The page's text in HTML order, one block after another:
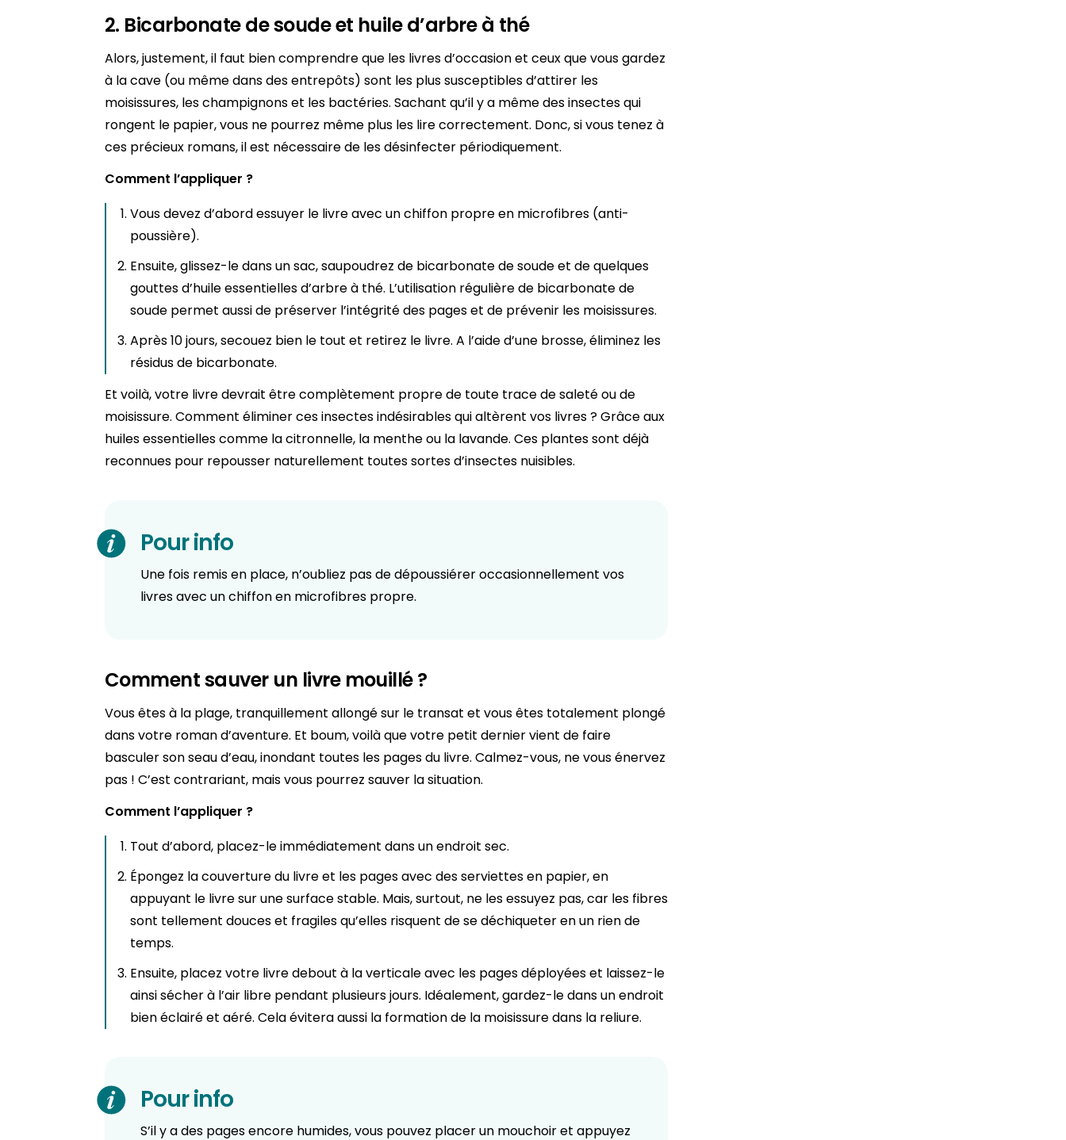
2. Bicarbonate de soude et huile d’arbre à thé
Alors, justement, il faut bien comprendre que les livres d’occasion et ceux que vous gardez
à la cave (ou même dans des entrepôts) sont les plus susceptibles d’attirer les
moisissures, les champignons et les bactéries. Sachant qu’il y a même des insectes qui
rongent le papier, vous ne pourrez même plus les lire correctement. Donc, si vous tenez à
ces précieux romans, il est nécessaire de les désinfecter périodiquement.
Comment l’appliquer ?
Vous devez d’abord essuyer le livre avec un chiffon propre en microfibres (anti-
poussière).
Ensuite, glissez-le dans un sac, saupoudrez de bicarbonate de soude et de quelques
gouttes d’huile essentielles d’arbre à thé. L’utilisation régulière de bicarbonate de
soude permet aussi de préserver l’intégrité des pages et de prévenir les moisissures.
Après 10 jours, secouez bien le tout et retirez le livre. A l’aide d’une brosse, éliminez les
résidus de bicarbonate.
Et voilà, votre livre devrait être complètement propre de toute trace de saleté ou de
moisissure. Comment éliminer ces insectes indésirables qui altèrent vos livres ? Grâce aux
huiles essentielles comme la citronnelle, la menthe ou la lavande. Ces plantes sont déjà
reconnues pour repousser naturellement toutes sortes d’insectes nuisibles.
Pour info
Une fois remis en place, n’oubliez pas de dépoussiérer occasionnellement vos
livres avec un chiffon en microfibres propre.
Comment sauver un livre mouillé ?
Vous êtes à la plage, tranquillement allongé sur le transat et vous êtes totalement plongé
dans votre roman d’aventure. Et boum, voilà que votre petit dernier vient de faire
basculer son seau d’eau, inondant toutes les pages du livre. Calmez-vous, ne vous énervez
pas ! C’est contrariant, mais vous pourrez sauver la situation.
Comment l’appliquer ?
Tout d’abord, placez-le immédiatement dans un endroit sec.
Épongez la couverture du livre et les pages avec des serviettes en papier, en
appuyant le livre sur une surface stable. Mais, surtout, ne les essuyez pas, car les fibres
sont tellement douces et fragiles qu’elles risquent de se déchiqueter en un rien de
temps.
Ensuite, placez votre livre debout à la verticale avec les pages déployées et laissez-le
ainsi sécher à l’air libre pendant plusieurs jours. Idéalement, gardez-le dans un endroit
bien éclairé et aéré. Cela évitera aussi la formation de la moisissure dans la reliure.
Pour info
S’il y a des pages encore humides, vous pouvez placer un mouchoir et appuyez